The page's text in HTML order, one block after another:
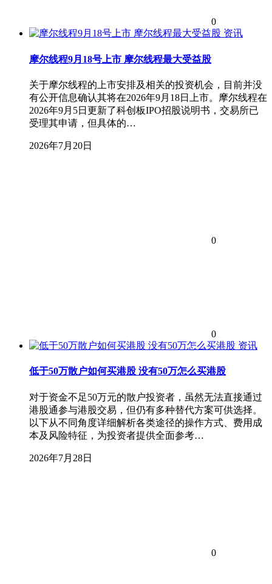
0
资讯
摩尔线程9月18号上市 摩尔线程最大受益股
关于摩尔线程的上市安排及相关的投资机会，目前并没
有公开信息确认其将在2026年9月18日上市。摩尔线程在
2026年9月5日更新了科创板IPO招股说明书，交易所已
受理其申请，但具体的…
2026年7月20日
0
0
资讯
低于50万散户如何买港股 没有50万怎么买港股
对于资金不足50万元的散户投资者，虽然无法直接通过
港股通参与港股交易，但仍有多种替代方案可供选择。
以下从不同角度详细解析各类途径的操作方式、费用成
本及风险特征，为投资者提供全面参考…
2026年7月28日
0